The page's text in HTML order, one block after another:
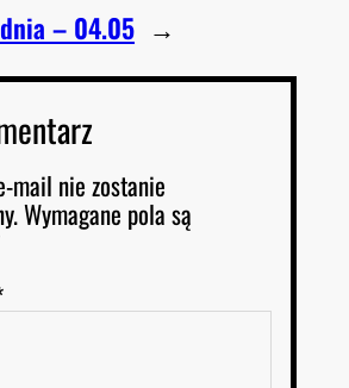
– 04.05 →
mail nie zostanie
Wymagane pola są